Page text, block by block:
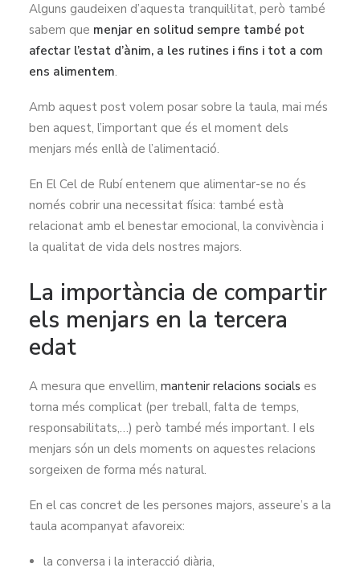
Alguns gaudeixen d’aquesta tranquil·litat, però també
sabem que menjar en solitud sempre també pot
afectar l’estat d’ànim, a les rutines i fins i tot a com
ens alimentem.
Amb aquest post volem posar sobre la taula, mai més
ben aquest, l’important que és el moment dels
menjars més enllà de l’alimentació.
En El Cel de Rubí entenem que alimentar-se no és
només cobrir una necessitat física: també està
relacionat amb el benestar emocional, la convivència i
la qualitat de vida dels nostres majors.
La importància de compartir
els menjars en la tercera
edat
A mesura que envellim, mantenir relacions socials es
torna més complicat (per treball, falta de temps,
responsabilitats,…) però també més important. I els
menjars són un dels moments on aquestes relacions
sorgeixen de forma més natural.
En el cas concret de les persones majors, asseure’s a la
taula acompanyat afavoreix:
la conversa i la interacció diària,